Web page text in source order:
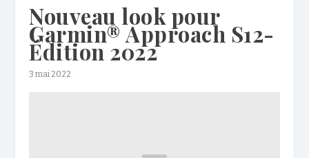
Nouveau look pour
Garmin® Approach S12-
Édition 2022
3 mai 2022